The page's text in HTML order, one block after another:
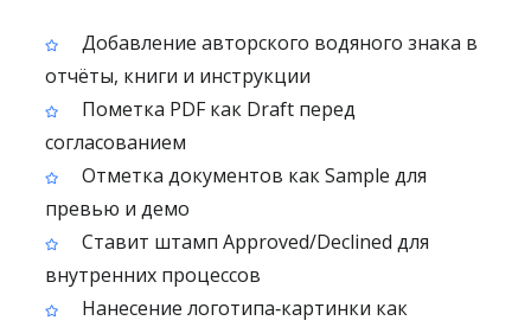
Добавление авторского водяного знака в
отчёты, книги и инструкции
Пометка PDF как Draft перед
согласованием
Отметка документов как Sample для
превью и демо
Ставит штамп Approved/Declined для
внутренних процессов
Нанесение логотипа‑картинки как